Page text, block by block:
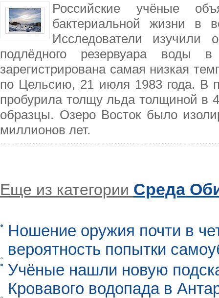
Российские учёные
бактериальной жизни в
Исследователи
подлёдного резервуара воды
зарегистрирована самая низкая
по Цельсию, 21 июля 1983 года. В
пробурила толщу льда толщиной в
образцы. Озеро Восток было
миллионов лет.
Еще из категории Среда
Ношение оружия почти в
вероятность попытки
Учёные нашли новую
Кровавого водопада в